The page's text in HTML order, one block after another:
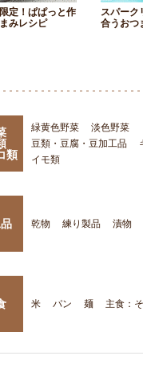
定！ぱぱっと作
みレシピ
スパーク
合うおつ
類
緑黄色野菜
淡色野菜
豆類・豆腐・豆加工品
イモ類
乾物 練り製品 漬物
米 パン 麺 主食：